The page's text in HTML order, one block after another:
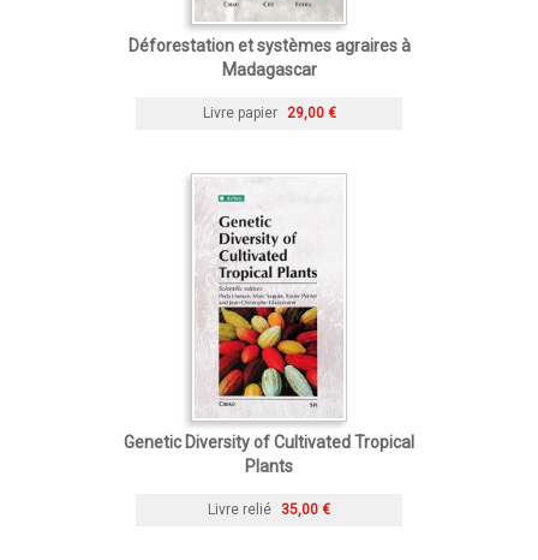
Déforestation et systèmes agraires à
Madagascar
Livre papier 29,00 €
Genetic Diversity of Cultivated Tropical
Plants
Livre relié 35,00 €